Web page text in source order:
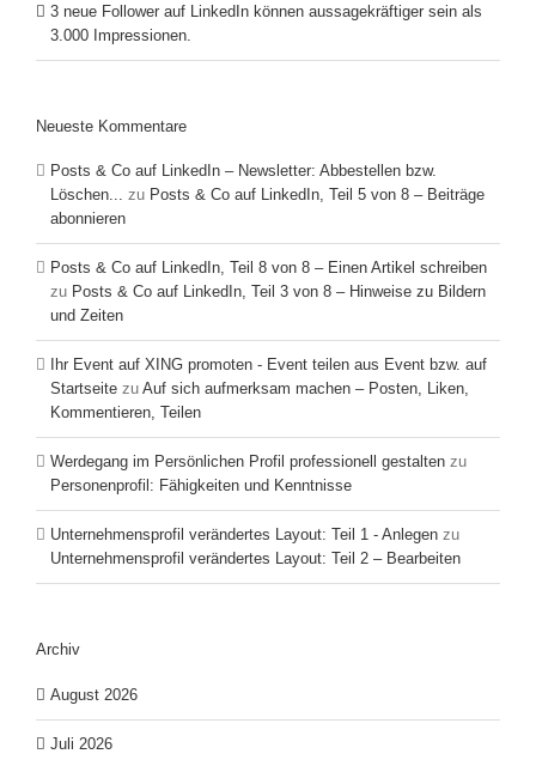
3 neue Follower auf LinkedIn können aussagekräftiger sein als
3.000 Impressionen.
Neueste Kommentare
Posts & Co auf LinkedIn – Newsletter: Abbestellen bzw.
Löschen... zu Posts & Co auf LinkedIn, Teil 5 von 8 – Beiträge
abonnieren
Posts & Co auf LinkedIn, Teil 8 von 8 – Einen Artikel schreiben
zu Posts & Co auf LinkedIn, Teil 3 von 8 – Hinweise zu Bildern
und Zeiten
Ihr Event auf XING promoten - Event teilen aus Event bzw. auf
Startseite zu Auf sich aufmerksam machen – Posten, Liken,
Kommentieren, Teilen
Werdegang im Persönlichen Profil professionell gestalten zu
Personenprofil: Fähigkeiten und Kenntnisse
Unternehmensprofil verändertes Layout: Teil 1 - Anlegen zu
Unternehmensprofil verändertes Layout: Teil 2 – Bearbeiten
Archiv
August 2026
Juli 2026